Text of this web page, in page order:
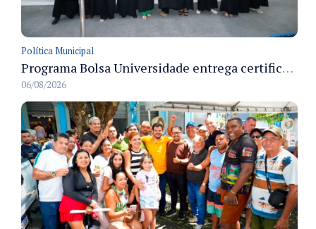
Política Municipal
Programa Bolsa Universidade entrega certificados a formandos em Manaus na sede do Executivo municipal
06/08/2026